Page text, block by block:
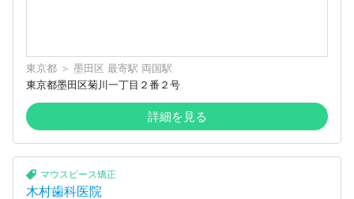
東京都 ＞ 墨田区 最寄駅 両国駅
東京都墨田区菊川一丁目２番２号
詳細を見る
マウスピース矯正
木村歯科医院